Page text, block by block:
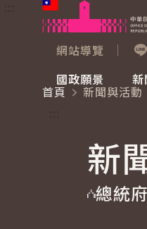
跳到主要內容
網站導覽
國政願景
國家氣候變遷對策
重要談話
新
總統府新聞
影音頻道
賴清德總統
參觀資訊
首頁
新聞與活動
新
總統